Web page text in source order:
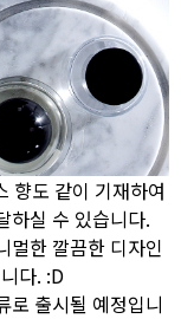
향도 같이 기재하여
하실 수 있습니다.
멀한 깔끔한 디자인
다. :D
로 출시될 예정입니